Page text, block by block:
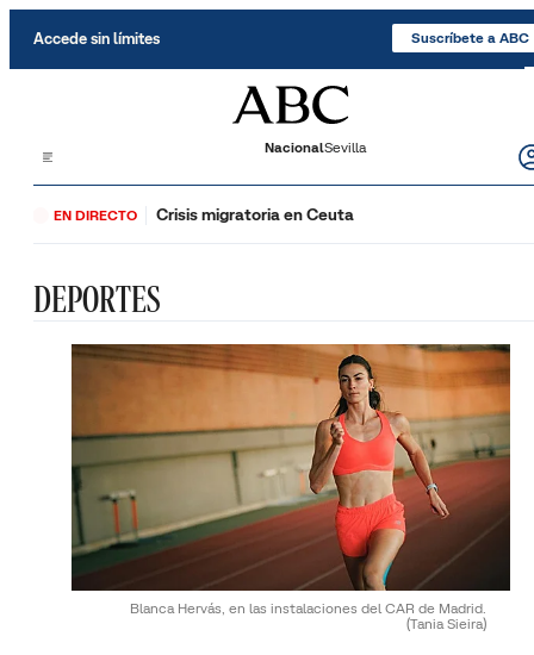
Accede sin límites Suscríbete a ABC
NacionalSevilla
EN DIRECTO Crisis migratoria en Ceuta
DEPORTES
Blanca Hervás, en las instalaciones del CAR de Madrid.
(Tania Sieira)